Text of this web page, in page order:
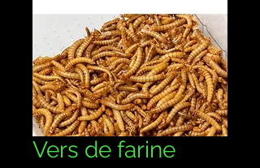
Vers de farine